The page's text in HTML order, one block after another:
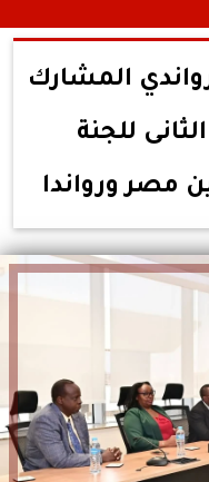
المشارك
للجنة
مصر ورواندا